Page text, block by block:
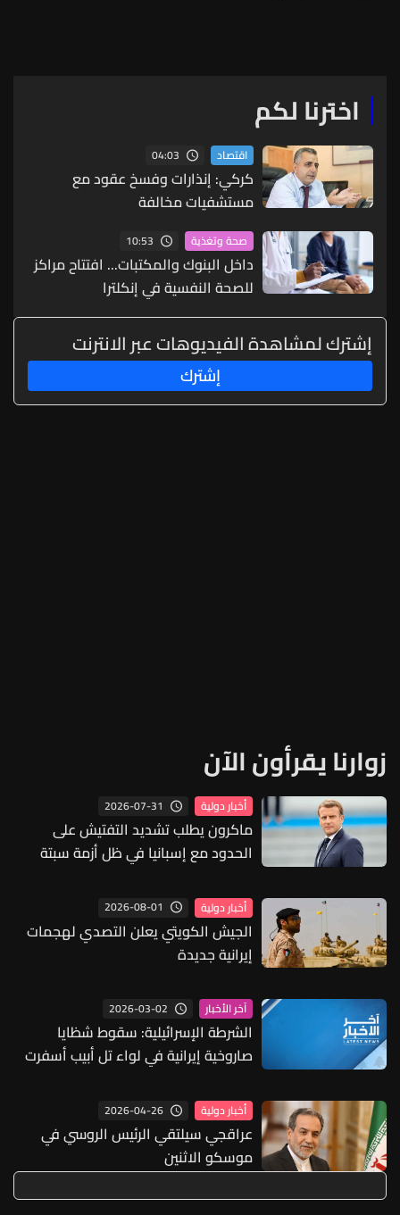
اخترنا لكم
اقتصاد 04:03
كركي: إنذارات وفسخ عقود مع
مستشفيات مخالفة
صحة وتغذية 10:53
داخل البنوك والمكتبات... افتتاح مراكز
للصحة النفسية في إنكلترا
إشترك لمشاهدة الفيديوهات عبر الانترنت
إشترك
زوارنا يقرأون الآن
أخبار دولية 2026-07-31
ماكرون يطلب تشديد التفتيش على
الحدود مع إسبانيا في ظل أزمة سبتة
أخبار دولية 2026-08-01
الجيش الكويتي يعلن التصدي لهجمات
إيرانية جديدة
آخر الأخبار 2026-03-02
الشرطة الإسرائيلية: سقوط شظايا
صاروخية إيرانية في لواء تل أبيب أسفرت
أخبار دولية 2026-04-26
عراقجي سيلتقي الرئيس الروسي في
موسكو الاثنين